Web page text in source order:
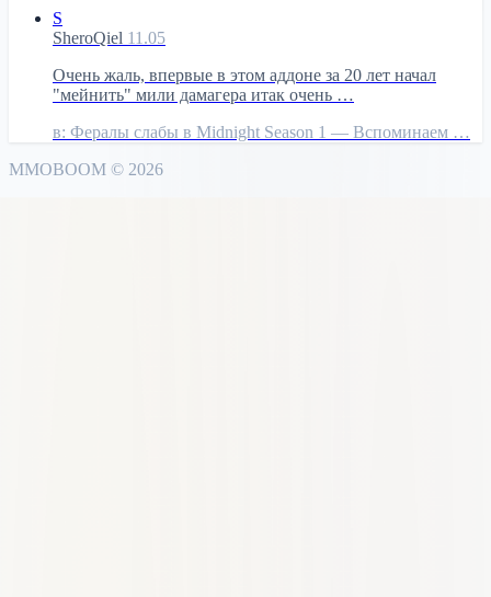
S
SheroQiel 11.05
Очень жаль, впервые в этом аддоне за 20 лет начал
"мейнить" мили дамагера итак очень …
в: Фералы слабы в Midnight Season 1 — Вспоминаем …
MMOBOOM © 2026